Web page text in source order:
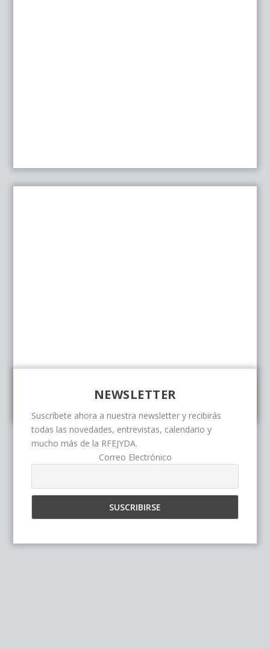
NEWSLETTER
Suscríbete ahora a nuestra newsletter y recibirás
todas las novedades, entrevistas, calendario y
mucho más de la RFEJYDA.
Correo Electrónico